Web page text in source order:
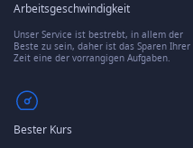
Arbeitsgeschwindigkeit
Unser Service ist bestrebt, in allem der
Beste zu sein, daher ist das Sparen Ihrer
Zeit eine der vorrangigen Aufgaben.
Bester Kurs